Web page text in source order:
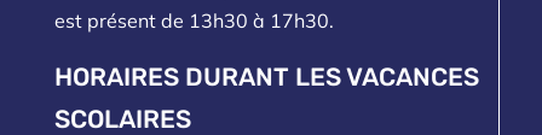
est présent de 13h30 à 17h30.
HORAIRES DURANT LES VACANCES
SCOLAIRES